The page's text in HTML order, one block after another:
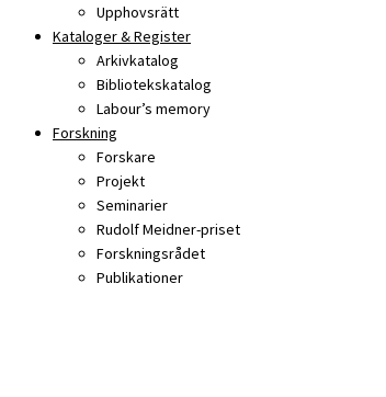
Upphovsrätt
Kataloger & Register
Arkivkatalog
Bibliotekskatalog
Labour’s memory
Forskning
Forskare
Projekt
Seminarier
Rudolf Meidner-priset
Forskningsrådet
Publikationer